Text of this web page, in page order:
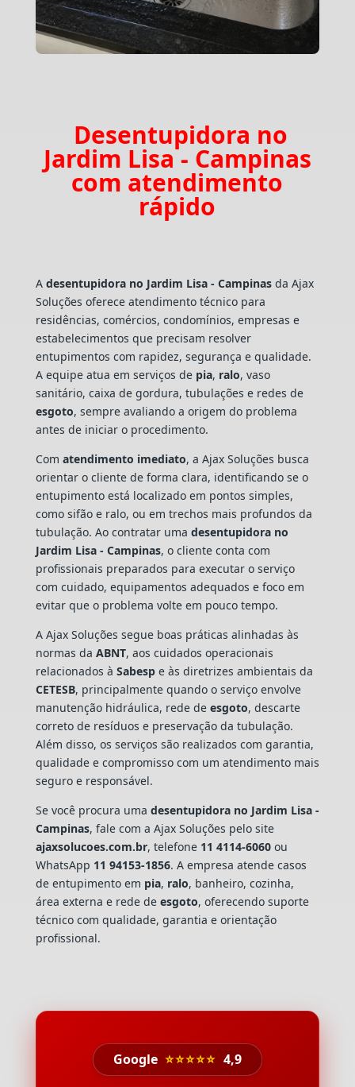
Desentupidora no
Jardim Lisa - Campinas
com atendimento
rápido
A desentupidora no Jardim Lisa - Campinasda Ajax
Soluções oferece atendimento técnico para
residências, comércios, condomínios, empresas e
estabelecimentos que precisam resolver
entupimentos com rapidez, segurança e qualidade.
A equipe atua em serviços de pia, ralo, vaso
sanitário, caixa de gordura, tubulações e redes de
esgoto, sempre avaliando a origem do problema
antes de iniciar o procedimento.
Com atendimento imediato, a Ajax Soluções busca
orientar o cliente de forma clara, identificando se o
entupimento está localizado em pontos simples,
como sifão e ralo, ou em trechos mais profundos da
tubulação. Ao contratar uma desentupidora no
Jardim Lisa - Campinas, o cliente conta com
profissionais preparados para executar o serviço
com cuidado, equipamentos adequados e foco em
evitar que o problema volte em pouco tempo.
A Ajax Soluções segue boas práticas alinhadas às
normas da ABNT, aos cuidados operacionais
relacionados à Sabespe às diretrizes ambientais da
CETESB, principalmente quando o serviço envolve
manutenção hidráulica, rede de esgoto, descarte
correto de resíduos e preservação da tubulação.
Além disso, os serviços são realizados com garantia,
qualidade e compromisso com um atendimento mais
seguro e responsável.
Se você procura uma desentupidora no Jardim Lisa -
Campinas, fale com a Ajax Soluções pelo site
ajaxsolucoes.com.br, telefone 11 4114-6060ou
WhatsApp 11 94153-1856. A empresa atende casos
de entupimento em pia, ralo, banheiro, cozinha,
área externa e rede de esgoto, oferecendo suporte
técnico com qualidade, garantia e orientação
profissional.
Google ⭐⭐⭐⭐⭐ 4,9